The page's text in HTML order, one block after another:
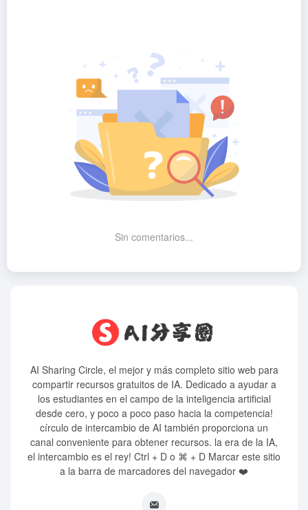
Sin comentarios...
AI Sharing Circle, el mejor y más completo sitio web para
compartir recursos gratuitos de IA. Dedicado a ayudar a
los estudiantes en el campo de la inteligencia artificial
desde cero, y poco a poco paso hacia la competencia!
círculo de intercambio de AI también proporciona un
canal conveniente para obtener recursos. la era de la IA,
el intercambio es el rey! Ctrl + D o ⌘ + D Marcar este sitio
a la barra de marcadores del navegador ❤️